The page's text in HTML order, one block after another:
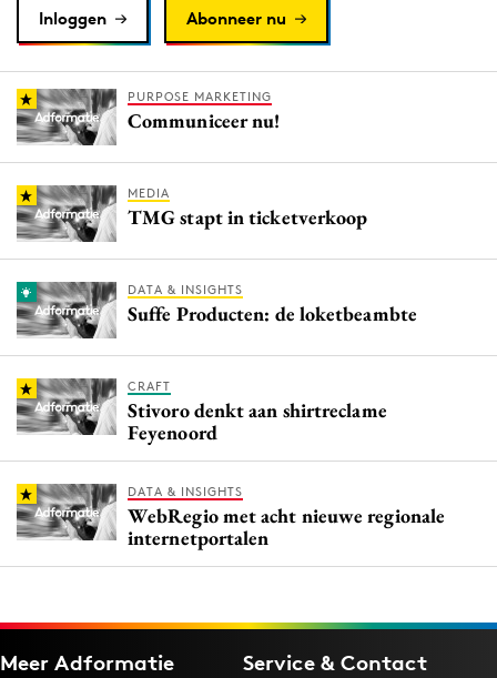
Reputatie & crisis
Inloggen Abonneer nu
PURPOSE MARKETING
Communiceer nu!
MEDIA
TMG stapt in ticketverkoop
DATA & INSIGHTS
Suffe Producten: de loketbeambte
CRAFT
Stivoro denkt aan shirtreclame
Feyenoord
DATA & INSIGHTS
WebRegio met acht nieuwe regionale
internetportalen
Meer Adformatie Service & Contact